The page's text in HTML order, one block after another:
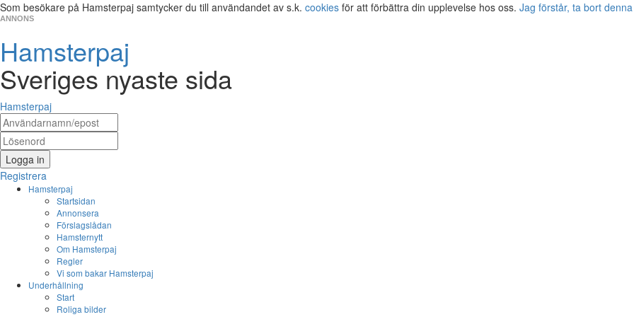
Som besökare på Hamsterpaj samtycker du till användandet av s.k. cookies för att förbättra din upplevelse hos oss. Jag förstår, ta bort
ANNONS
Hamsterpaj
Sveriges nyaste sida
Hamsterpaj
Logga in
Registrera
Hamsterpaj
Startsidan
Annonsera
Förslagslådan
Hamsternytt
Om Hamsterpaj
Regler
Vi som bakar Hamsterpaj
Underhållning
Start
Roliga bilder